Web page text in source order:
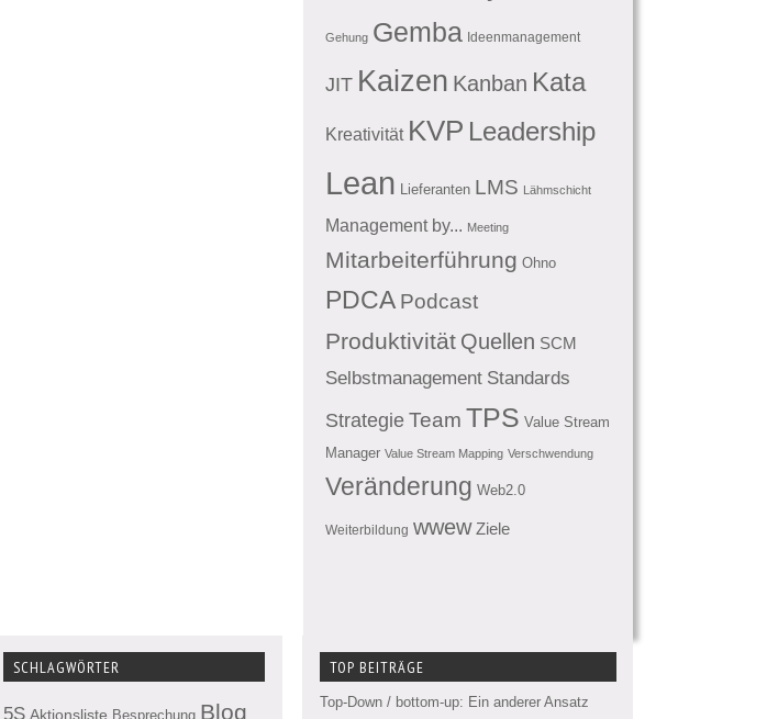
Gehung Gemba Ideenmanagement
JIT Kaizen Kanban Kata
Kreativität KVP Leadership
Lean Lieferanten LMS Lähmschicht
Management by... Meeting
Mitarbeiterführung Ohno
PDCA Podcast
Produktivität Quellen SCM
Selbstmanagement Standards
Strategie Team TPS Value Stream
Manager Value Stream Mapping Verschwendung
Veränderung Web2.0
Weiterbildung wwew Ziele
SCHLAGWÖRTER
5S Aktionsliste Besprechung Blog
TOP BEITRÄGE
Top-Down / bottom-up: Ein anderer Ansatz